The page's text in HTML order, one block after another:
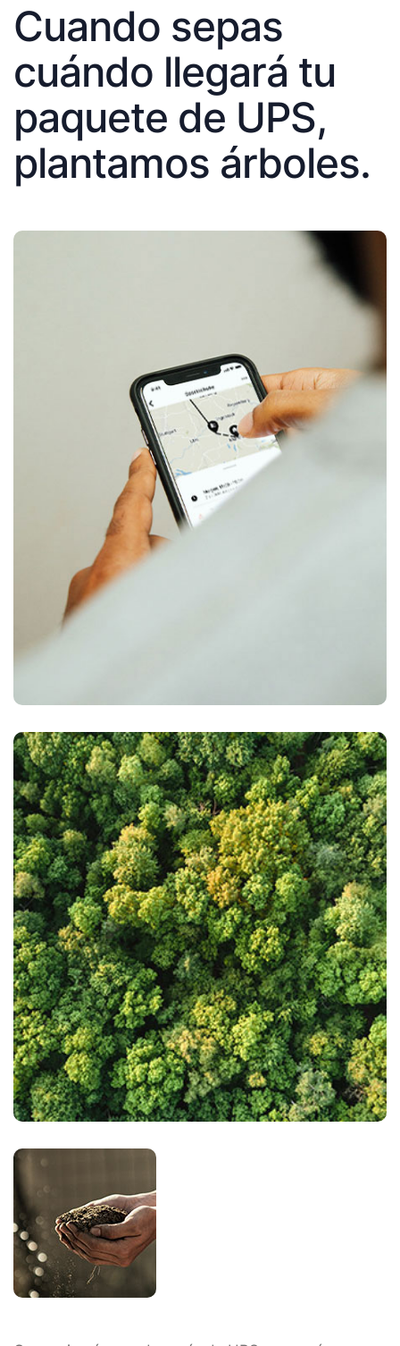
Cuando sepas
cuándo llegará tu
paquete de UPS,
plantamos árboles.